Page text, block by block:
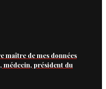
maître de mes données
médecin, président du